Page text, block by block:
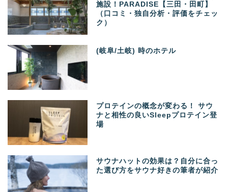
施設！PARADISE【三田・田町】
（口コミ・独自分析・評価をチェッ
ク）
(岐阜/土岐) 時のホテル
プロテインの概念が変わる！ サウ
ナと相性の良いSleepプロテイン登
場
サウナハットの効果は？自分に合っ
た選び方をサウナ好きの筆者が紹介